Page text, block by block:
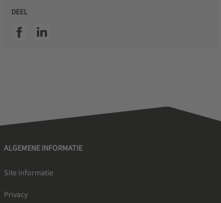
DEEL
SSI facebookSSI linkedin
ALGEMENE INFORMATIE
Site Informatie
Privacy